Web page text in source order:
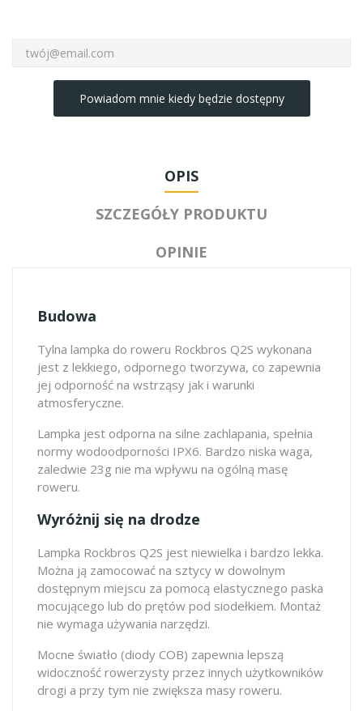
Powiadom mnie kiedy będzie dostępny
OPIS
SZCZEGÓŁY PRODUKTU
OPINIE
Budowa
Tylna lampka do roweru Rockbros Q2S wykonana
jest z lekkiego, odpornego tworzywa, co zapewnia
jej odporność na wstrząsy jak i warunki
atmosferyczne.
Lampka jest odporna na silne zachlapania, spełnia
normy wodoodporności IPX6. Bardzo niska waga,
zaledwie 23g nie ma wpływu na ogólną masę
roweru.
Wyróżnij się na drodze
Lampka Rockbros Q2S jest niewielka i bardzo lekka.
Można ją zamocować na sztycy w dowolnym
dostępnym miejscu za pomocą elastycznego paska
mocującego lub do prętów pod siodełkiem. Montaż
nie wymaga używania narzędzi.
Mocne światło (diody COB) zapewnia lepszą
widoczność rowerzysty przez innych użytkowników
drogi a przy tym nie zwiększa masy roweru.